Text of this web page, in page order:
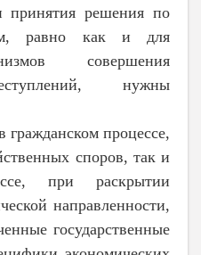
решения по
равно как и для
совершения
нужны
гражданском процессе,
споров, так и
при раскрытии
направленности,
государственные